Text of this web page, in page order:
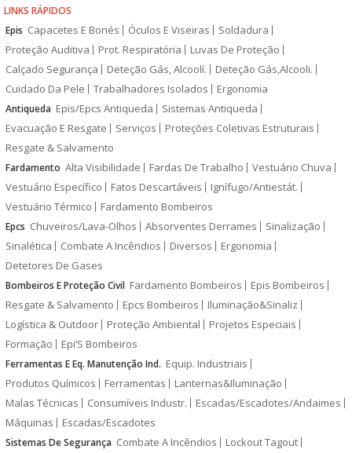
LINKS RÁPIDOS
Epis Capacetes E Bonés Óculos E Viseiras
Soldadura
Proteção Auditiva
Prot. Respiratória
Luvas De Proteção
Calçado Segurança
Deteção Gás, Alcoolí.
Deteção Gás,Alcooli.
Cuidado Da Pele
Trabalhadores Isolados Ergonomia
Antiqueda Epis/Epcs Antiqueda
Sistemas Antiqueda
Evacuação E Resgate
Serviços
Proteções Coletivas Estruturais
Resgate & Salvamento
Fardamento Alta Visibilidade Fardas De Trabalho
Vestuário Chuva
Vestuário Específico
Fatos Descartáveis
Ignífugo/Antiestát.
Vestuário Térmico
Fardamento Bombeiros
Epcs Chuveiros/Lava-Olhos Absorventes Derrames
Sinalização
Sinalética
Combate A Incêndios Diversos
Ergonomia
Detetores De Gases
Bombeiros E Proteção Civil Fardamento Bombeiros
Epis Bombeiros
Resgate & Salvamento
Epcs Bombeiros
Iluminação&Sinaliz
Logística & Outdoor
Proteção Ambiental
Projetos Especiais
Formação
Epi’S Bombeiros
Ferramentas E Eq. Manutenção Ind. Equip. Industriais
Produtos Químicos
Ferramentas
Lanternas&Iluminação
Malas Técnicas
Consumíveis Industr.
Escadas/Escadotes/Andaimes
Máquinas
Escadas/Escadotes
Sistemas De Segurança Combate A Incêndios
Lockout Tagout